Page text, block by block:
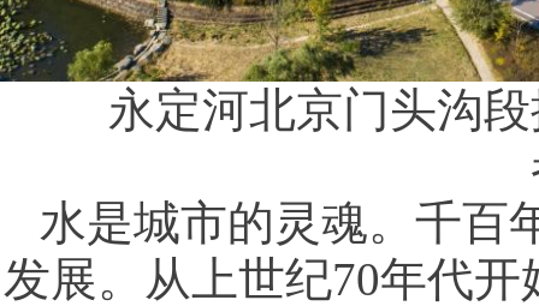
永定河北京门头沟段
水是城市的灵魂。千百
发展。从上世纪70年代